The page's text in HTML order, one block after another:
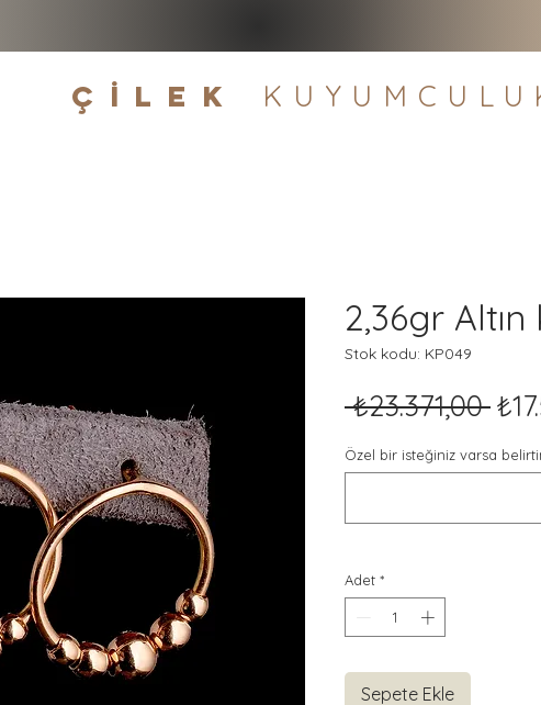
çİLEK KUYUMCU LU
2,36gr
Stok kodu: KP049
₺23.371,00
Fiyat
Özel bir isteğiniz varsa
Adet *
Sepete Ekle